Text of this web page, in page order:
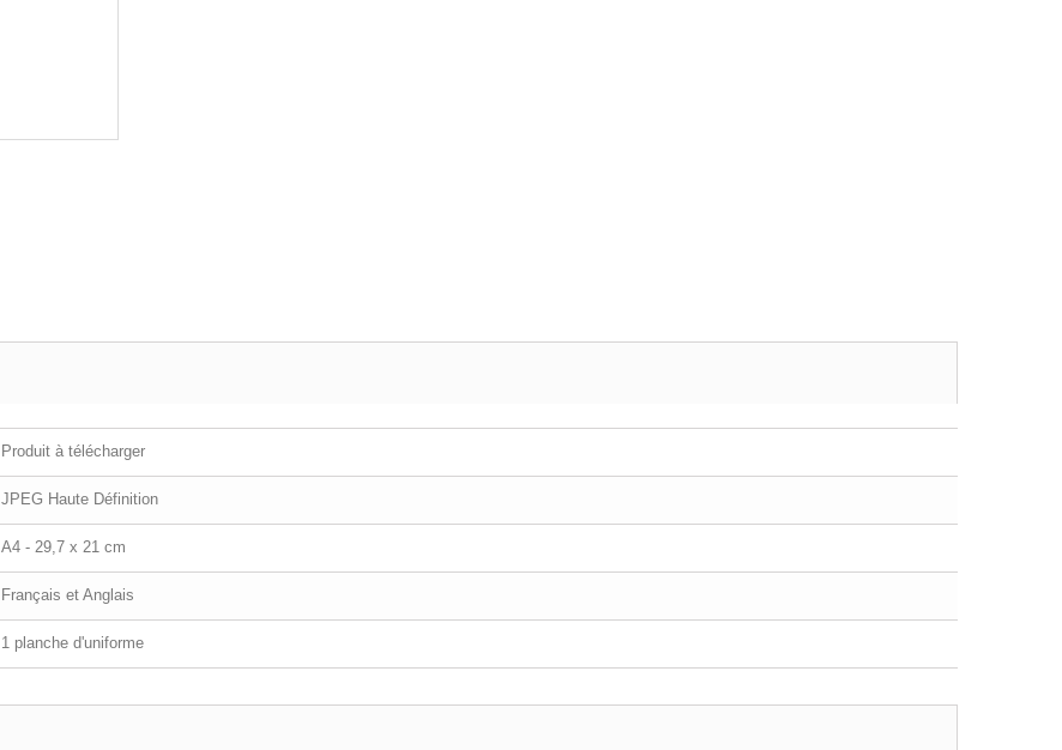
Produit à télécharger
JPEG Haute Définition
A4 - 29,7 x 21 cm
Français et Anglais
1 planche d'uniforme